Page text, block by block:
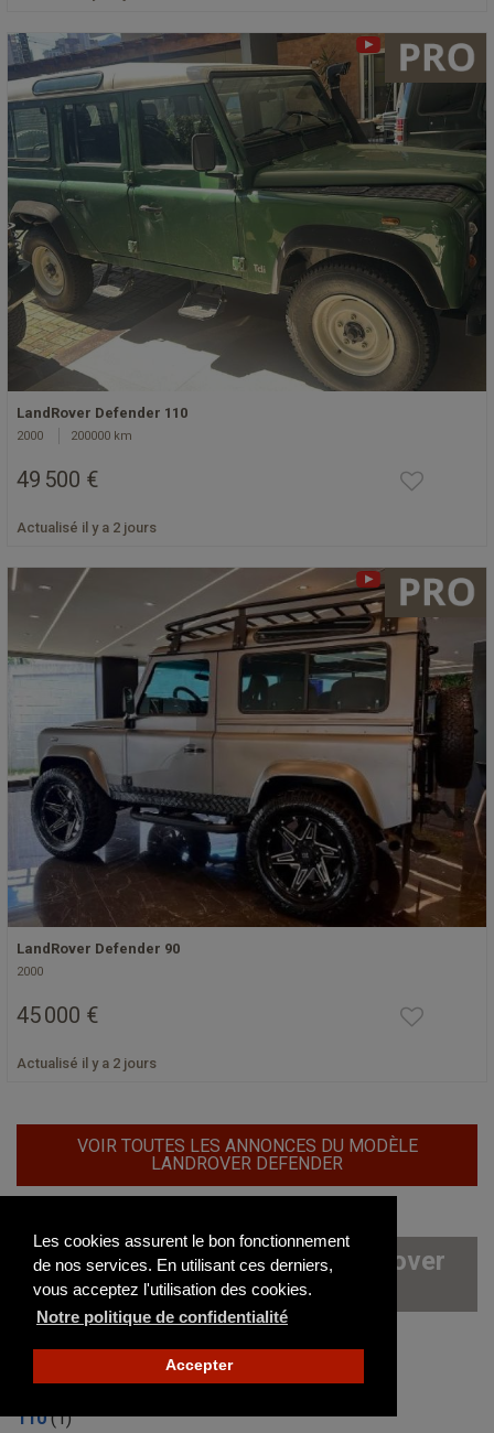
Les cookies assurent le bon fonctionnement
de nos services. En utilisant ces derniers,
vous acceptez l'utilisation des cookies.
Notre politique de confidentialité
Accepter
LandRover Defender 110
2000 200000 km
49 500 €
Actualisé il y a 2 jours
LandRover Defender 90
2000
45 000 €
Actualisé il y a 2 jours
VOIR TOUTES LES ANNONCES DU MODÈLE
LANDROVER DEFENDER
Les autres modèles de LandRover
disponibles sur le site
101 (0)
109 (5)
110 (1)